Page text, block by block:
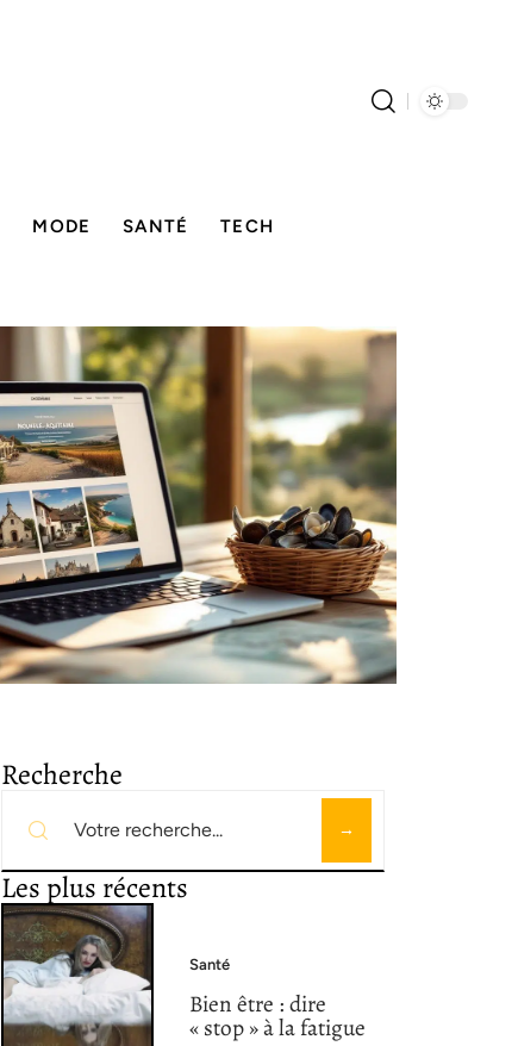
MODE SANTÉ TECH
Recherche
Les plus récents
Santé
Bien être : dire
« stop » à la fatigue